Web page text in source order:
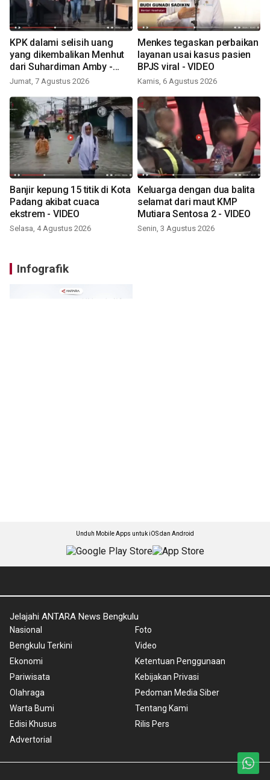
KPK dalami selisih uang
yang dikembalikan Menhut
dari Suhardiman Amby -
VIDEO
Jumat, 7 Agustus 2026
Menkes tegaskan perbaikan
layanan usai kasus pasien
BPJS viral - VIDEO
Kamis, 6 Agustus 2026
Banjir kepung 15 titik di Kota
Padang akibat cuaca
ekstrem - VIDEO
Selasa, 4 Agustus 2026
Keluarga dengan dua balita
selamat dari maut KMP
Mutiara Sentosa 2 - VIDEO
Senin, 3 Agustus 2026
Infografik
Unduh Mobile Apps untuk iOS dan Android
Jelajahi ANTARA News Bengkulu
Nasional
Bengkulu Terkini
Ekonomi
Pariwisata
Olahraga
Warta Bumi
Edisi Khusus
Advertorial
Foto
Video
Ketentuan Penggunaan
Kebijakan Privasi
Pedoman Media Siber
Tentang Kami
Rilis Pers